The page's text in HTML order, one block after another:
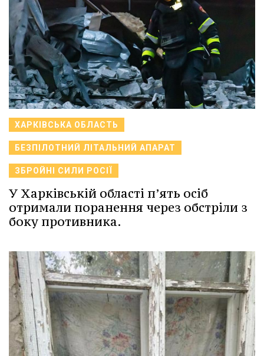
ХАРКІВСЬКА ОБЛАСТЬ
БЕЗПІЛОТНИЙ ЛІТАЛЬНИЙ АПАРАТ
ЗБРОЙНІ СИЛИ РОСІЇ
У Харківській області п’ять осіб
отримали поранення через обстріли з
боку противника.